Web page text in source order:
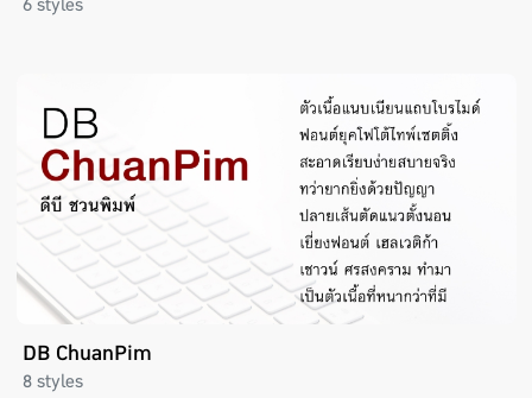
DB ChuanPim
8 styles